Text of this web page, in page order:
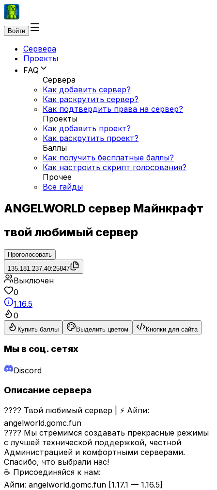
Войти
Сервера
Проекты
FAQ
Сервера
Как добавить сервер?
Как раскрутить сервер?
Как подтвердить права на сервер?
Проекты
Как добавить проект?
Как раскрутить проект?
Баллы
Как получить бесплатные баллы?
Как настроить скрипт голосования?
Прочее
Все гайды
ANGELWORLD сервер Майнкрафт
твой любимый сервер
Проголосовать
135.181.237.40:25847
Выключен
0
1.16.5
0
Купить баллы Выделить цветом Кнопки для сайта
Мы в соц. сетях
Discord
Описание сервера
???? Твой любимый сервер | ⚡ Айпи:
angelworld.gomc.fun
???? Мы стремимся создавать прекрасные режимы
с лучшей технической поддержкой, честной
Администрацией и комфортными серверами.
Спасибо, что выбрали нас!
☕ Присоединяйся к нам:
Айпи: angelworld.gomc.fun [1.17.1 — 1.16.5]